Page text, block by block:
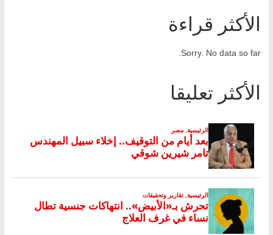
الأكثر قراءة
Sorry. No data so far.
الأكثر تعليقا